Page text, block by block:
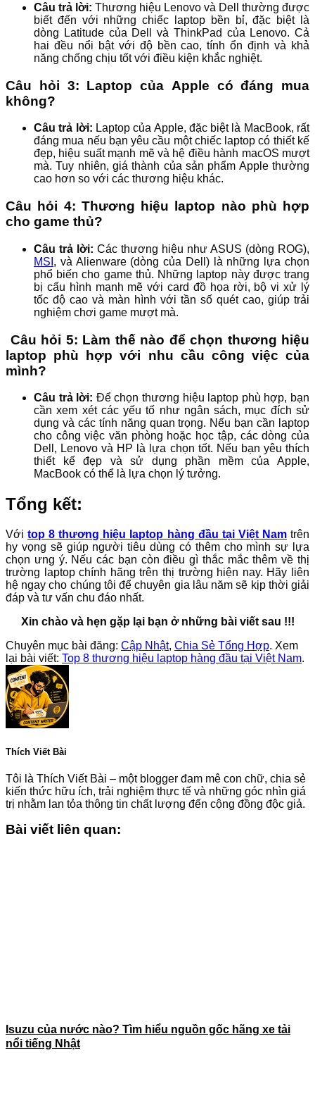
Câu trả lời: Thương hiệu Lenovo và Dell thường được
biết đến với những chiếc laptop bền bỉ, đặc biệt là
dòng Latitude của Dell và ThinkPad của Lenovo. Cả
hai đều nổi bật với độ bền cao, tính ổn định và khả
năng chống chịu tốt với điều kiện khắc nghiệt.
Câu hỏi 3: Laptop của Apple có đáng mua
không?
Câu trả lời: Laptop của Apple, đặc biệt là MacBook, rất
đáng mua nếu bạn yêu cầu một chiếc laptop có thiết kế
đẹp, hiệu suất mạnh mẽ và hệ điều hành macOS mượt
mà. Tuy nhiên, giá thành của sản phẩm Apple thường
cao hơn so với các thương hiệu khác.
Câu hỏi 4: Thương hiệu laptop nào phù hợp
cho game thủ?
Câu trả lời: Các thương hiệu như ASUS (dòng ROG),
MSI , và Alienware (dòng của Dell) là những lựa chọn
phổ biến cho game thủ. Những laptop này được trang
bị cấu hình mạnh mẽ với card đồ họa rời, bộ vi xử lý
tốc độ cao và màn hình với tần số quét cao, giúp trải
nghiệm chơi game mượt mà.
Câu hỏi 5: Làm thế nào để chọn thương hiệu
laptop phù hợp với nhu cầu công việc của
mình?
Câu trả lời: Để chọn thương hiệu laptop phù hợp, bạn
cần xem xét các yếu tố như ngân sách, mục đích sử
dụng và các tính năng quan trọng. Nếu bạn cần laptop
cho công việc văn phòng hoặc học tập, các dòng của
Dell, Lenovo và HP là lựa chọn tốt. Nếu bạn yêu thích
thiết kế đẹp và sử dụng phần mềm của Apple,
MacBook có thể là lựa chọn lý tưởng.
Tổng kết:
Với top 8 thương hiệu laptop hàng đầu tại Việt Namtrên
hy vọng sẽ giúp người tiêu dùng có thêm cho mình sự lựa
chọn ưng ý. Nếu các bạn còn điều gì thắc mắc thêm về thị
trường laptop chính hãng trên thị trường hiện nay. Hãy liên
hệ ngay cho chúng tôi để chuyên gia lâu năm sẽ kịp thời giải
đáp và tư vấn chu đáo nhất.
Xin chào và hẹn gặp lại bạn ở những bài viết sau !!!
Chuyên mục bài đăng: Cập Nhật, Chia Sẻ Tổng Hợp. Xem
lại bài viết: Top 8 thương hiệu laptop hàng đầu tại Việt Nam.
Thích Viết Bài
Tôi là Thích Viết Bài – một blogger đam mê con chữ, chia sẻ
kiến thức hữu ích, trải nghiệm thực tế và những góc nhìn giá
trị nhằm lan tỏa thông tin chất lượng đến cộng đồng độc giả.
Bài viết liên quan:
Isuzu của nước nào? Tìm hiểu nguồn gốc hãng xe tải
nổi tiếng Nhật